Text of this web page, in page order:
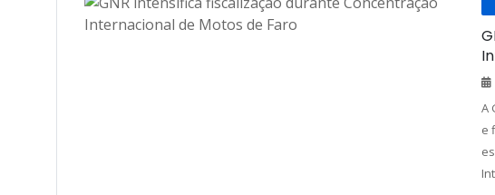
A
e